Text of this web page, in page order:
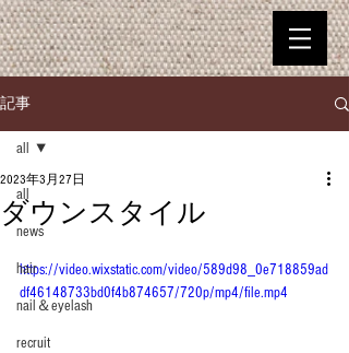
記事
all
news
hair
nail＆eyelash
recruit
all
ダウンスタイル
2023年3月27日
https://video.wixstatic.com/video/589d98_0e718859ad
df46148733bd0f4b874657/720p/mp4/file.mp4